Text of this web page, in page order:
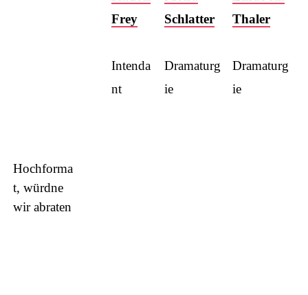
Hochforma
t, würdne
wir abraten
Frey
Intenda
nt
Schlatter
Dramaturg
ie
Thaler
Dramaturg
ie